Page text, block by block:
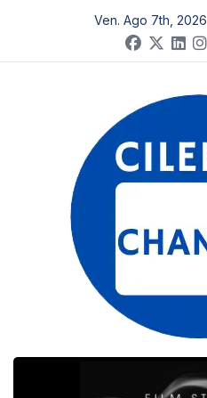
contenuto
Ven. Ago 7th, 2026